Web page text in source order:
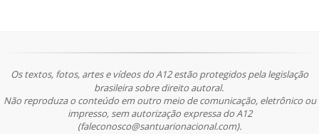
Os textos, fotos, artes e vídeos do A12 estão protegidos pela legislação
brasileira sobre direito autoral.
Não reproduza o conteúdo em outro meio de comunicação, eletrônico ou
impresso, sem autorização expressa do A12
(faleconosco@santuarionacional.com).